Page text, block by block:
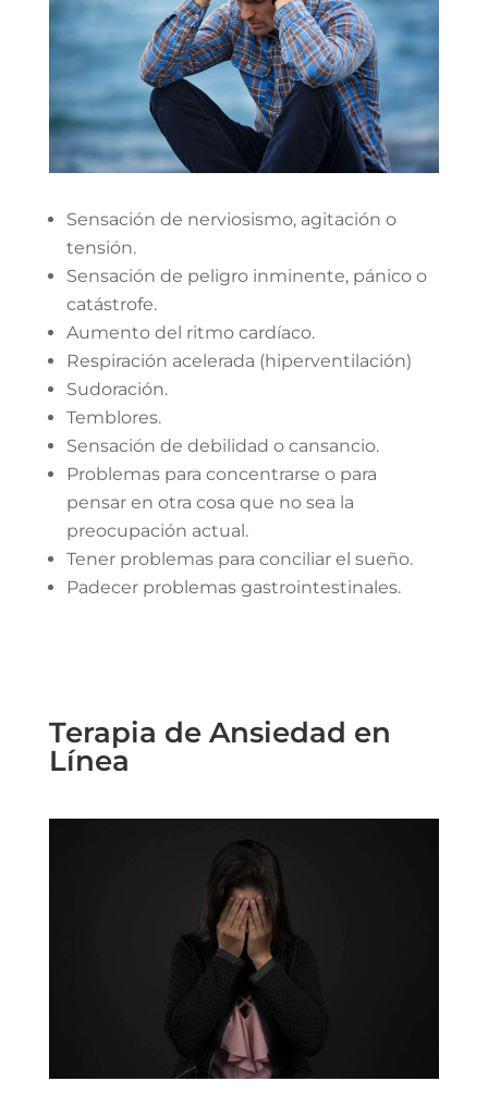
Sensación de nerviosismo, agitación o
tensión.
Sensación de peligro inminente, pánico o
catástrofe.
Aumento del ritmo cardíaco.
Respiración acelerada (hiperventilación)
Sudoración.
Temblores.
Sensación de debilidad o cansancio.
Problemas para concentrarse o para
pensar en otra cosa que no sea la
preocupación actual.
Tener problemas para conciliar el sueño.
Padecer problemas gastrointestinales.
Terapia de Ansiedad en
Línea